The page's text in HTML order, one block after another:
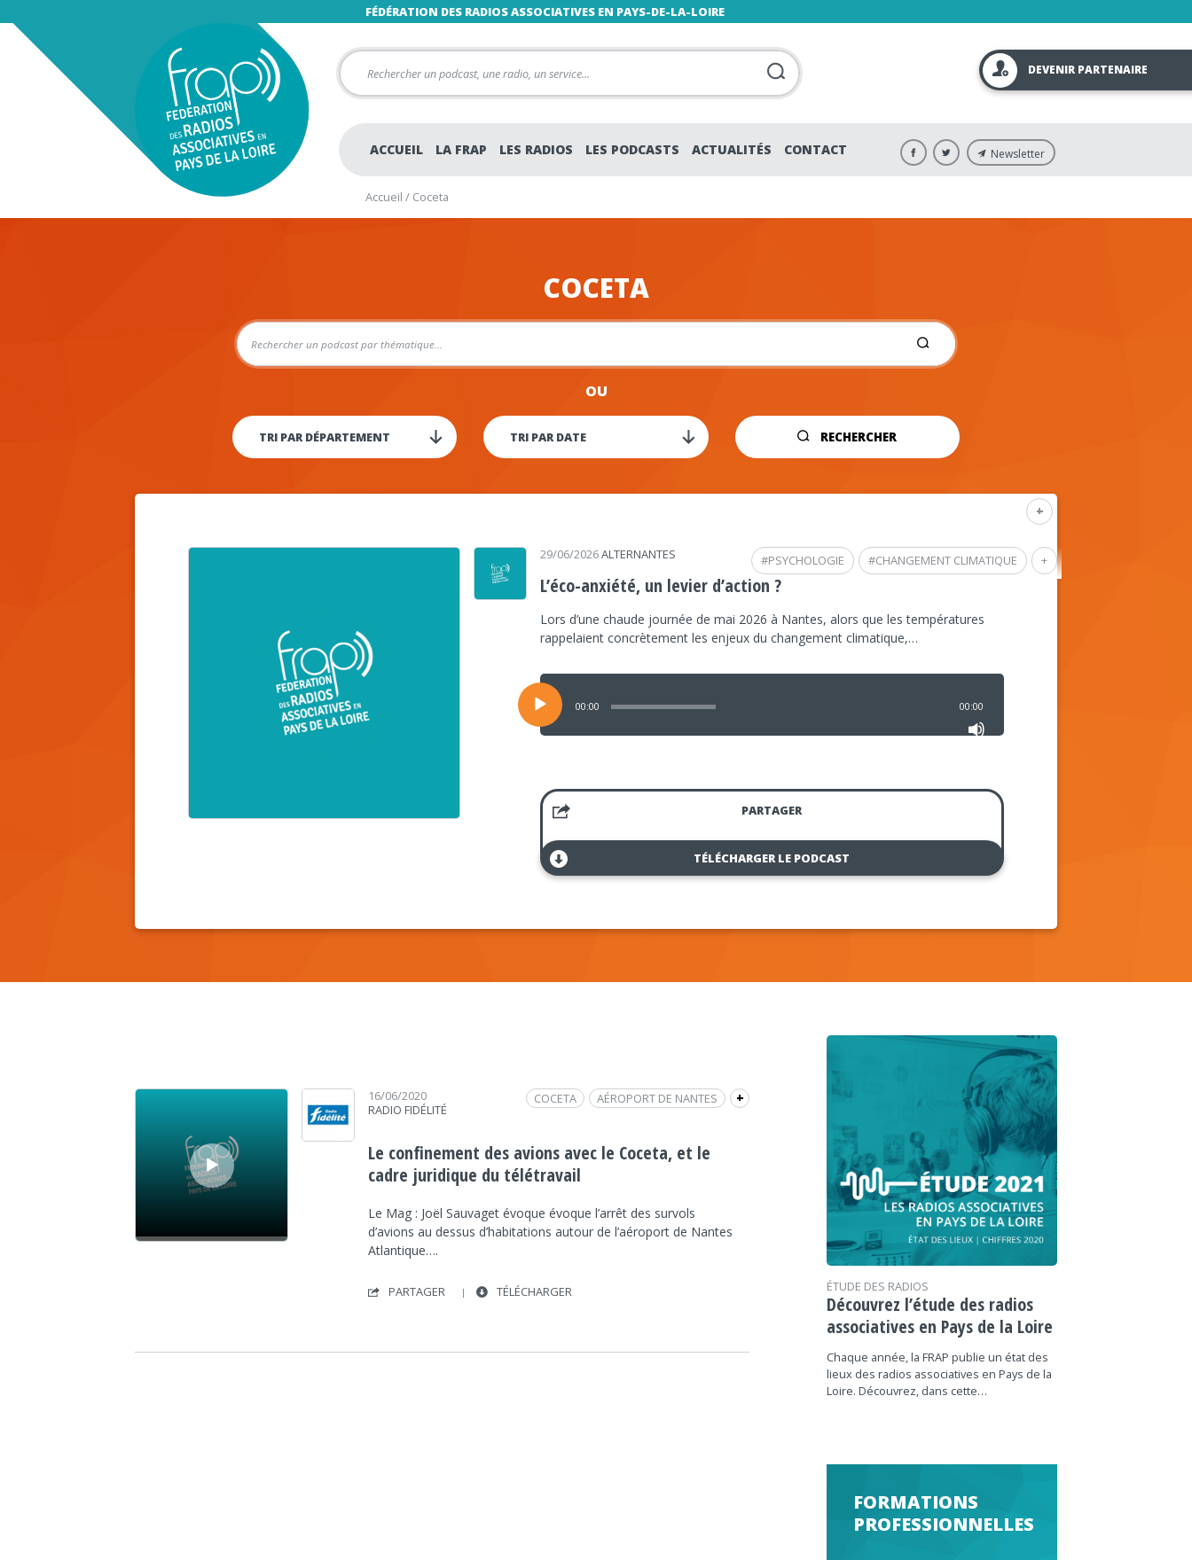
FÉDÉRATION DES RADIOS ASSOCIATIVES EN PAYS-DE-LA-LOIRE
DEVENIR PARTENAIRE
ACCUEIL LA FRAP LES RADIOS LES PODCASTS ACTUALITÉS CONTACT Newsletter
Accueil / Coceta
COCETA
OU
RECHERCHER
+
+
#CHANGEMENT CLIMATIQUE
#PSYCHOLOGIE
29/06/2026ALTERNANTES
L’éco-anxiété, un levier d’action ?
Lors d’une chaude journée de mai 2026 à Nantes, alors que les températures
rappelaient concrètement les enjeux du changement climatique,…
Lecteur
audio
00:00 00:00
PARTAGER
TÉLÉCHARGER LE PODCAST
Lecteur audio
16/06/2020
RADIO FIDÉLITÉ
+
AÉROPORT DE NANTES
COCETA
TÉLÉTRAVAIL
TRAFIC AÉRIEN
Le confinement des avions avec le Coceta, et le
cadre juridique du télétravail
Le Mag : Joël Sauvaget évoque évoque l’arrêt des survols
d’avions au dessus d’habitations autour de l’aéroport de Nantes
Atlantique….
PARTAGER TÉLÉCHARGER ÉTUDE DES RADIOS
Découvrez l’étude des radios
associatives en Pays de la Loire
Chaque année, la FRAP publie un état des
lieux des radios associatives en Pays de la
Loire. Découvrez, dans cette…
FORMATIONS
PROFESSIONNELLES